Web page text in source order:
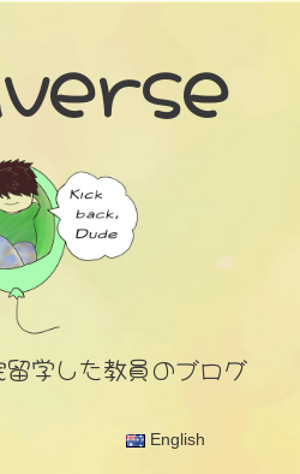
学した教員のブログ
English